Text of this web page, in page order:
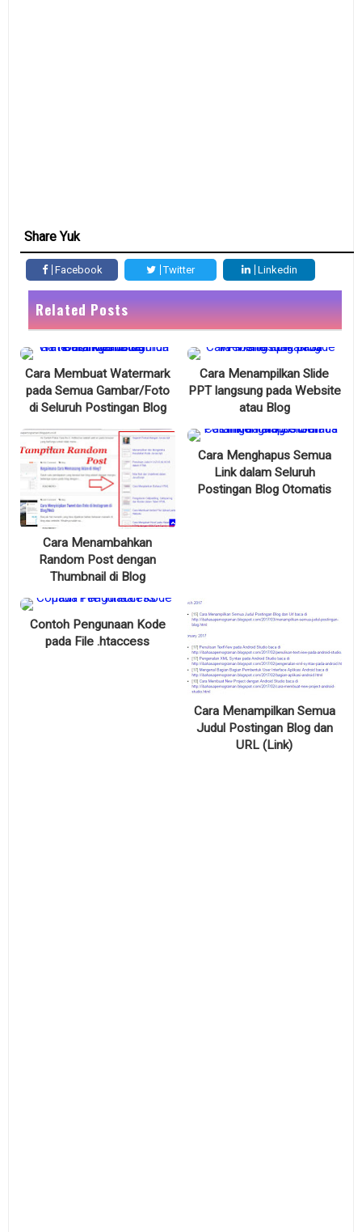
Share Yuk
Facebook Twitter Linkedin
Related Posts
Cara Membuat Watermark
pada Semua Gambar/Foto
di Seluruh Postingan Blog
Cara Menampilkan Slide
PPT langsung pada Website
atau Blog
Cara Menambahkan
Random Post dengan
Thumbnail di Blog
Cara Menghapus Semua
Link dalam Seluruh
Postingan Blog Otomatis
Contoh Pengunaan Kode
pada File .htaccess
Cara Menampilkan Semua
Judul Postingan Blog dan
URL (Link)